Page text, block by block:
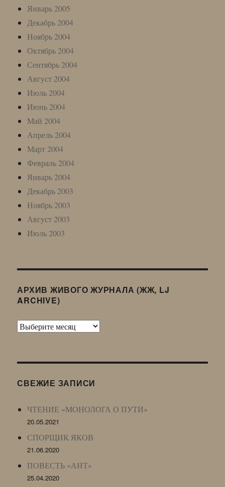
Январь 2005
Декабрь 2004
Ноябрь 2004
Октябрь 2004
Сентябрь 2004
Август 2004
Июль 2004
Июнь 2004
Май 2004
Апрель 2004
Март 2004
Февраль 2004
Январь 2004
Декабрь 2003
Ноябрь 2003
Август 2003
Июль 2003
АРХИВ ЖИВОГО ЖУРНАЛА (ЖЖ, LJ
ARCHIVE)
Архив
LJ
СВЕЖИЕ ЗАПИСИ
ЧТЕНИЕ «МОНОЛОГА О ПУТИ»
20.05.2021
СПОРЩИК ЯКОВ
21.06.2020
ПОВЕСТЬ «АНТ»
25.04.2020